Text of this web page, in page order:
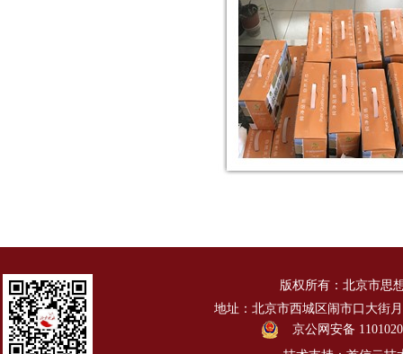
版权所有：北京市思
地址：北京市西城区闹市口大街
京公网安备